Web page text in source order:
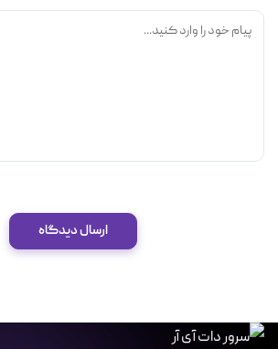
ارسال دیدگاه